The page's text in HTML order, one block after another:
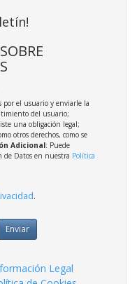
por el usuario y enviarle la
del usuario;
una obligación legal;
otros derechos, como se
Adicional: Puede
de Datos en nuestra Política
.
Enviar
Legal